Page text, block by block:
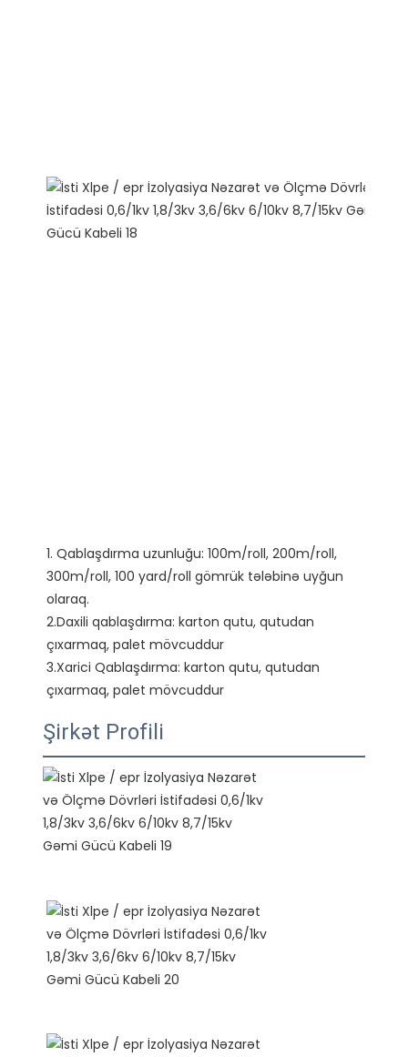
1. Qablaşdırma uzunluğu: 100m/roll, 200m/roll,
300m/roll, 100 yard/roll gömrük tələbinə uyğun
olaraq.
2.Daxili qablaşdırma: karton qutu, qutudan
çıxarmaq, palet mövcuddur
3.Xarici Qablaşdırma: karton qutu, qutudan
Şirkət Profili